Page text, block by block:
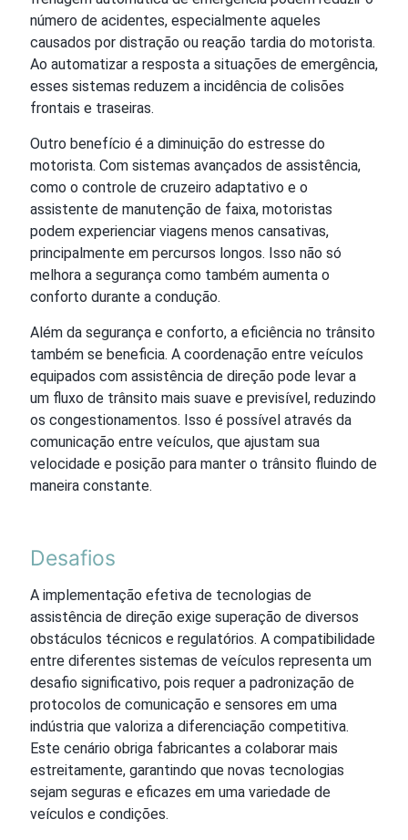
número de acidentes, especialmente aqueles
causados por distração ou reação tardia do motorista.
Ao automatizar a resposta a situações de emergência,
esses sistemas reduzem a incidência de colisões
frontais e traseiras.
Outro benefício é a diminuição do estresse do
motorista. Com sistemas avançados de assistência,
como o controle de cruzeiro adaptativo e o
assistente de manutenção de faixa, motoristas
podem experienciar viagens menos cansativas,
principalmente em percursos longos. Isso não só
melhora a segurança como também aumenta o
conforto durante a condução.
Além da segurança e conforto, a eficiência no trânsito
também se beneficia. A coordenação entre veículos
equipados com assistência de direção pode levar a
um fluxo de trânsito mais suave e previsível, reduzindo
os congestionamentos. Isso é possível através da
comunicação entre veículos, que ajustam sua
velocidade e posição para manter o trânsito fluindo de
maneira constante.
Desafios
A implementação efetiva de tecnologias de
assistência de direção exige superação de diversos
obstáculos técnicos e regulatórios. A compatibilidade
entre diferentes sistemas de veículos representa um
desafio significativo, pois requer a padronização de
protocolos de comunicação e sensores em uma
indústria que valoriza a diferenciação competitiva.
Este cenário obriga fabricantes a colaborar mais
estreitamente, garantindo que novas tecnologias
sejam seguras e eficazes em uma variedade de
veículos e condições.